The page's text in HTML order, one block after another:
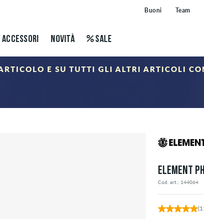
Buoni Team
ACCESSORI NOVITÀ SALE
E SU TUTTI GLI ALTRI ARTICOLI
ELEMENT
Cod. art.: 144064